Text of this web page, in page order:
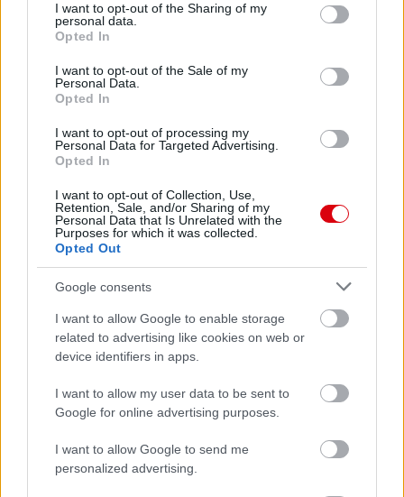
not limited to your visit or usage behaviour. You may click to
grant or deny consent to Google and its third-party tags to
use your data for below specified purposes in below Google
consent section.
I want to opt-out of the Sharing of my
personal data.
Opted In
I want to opt-out of the Sale of my
Personal Data.
Opted In
I want to opt-out of processing my
Personal Data for Targeted Advertising.
Opted In
I want to opt-out of Collection, Use,
Retention, Sale, and/or Sharing of my
Personal Data that Is Unrelated with the
Purposes for which it was collected.
Opted Out
Google consents
I want to allow Google to enable storage
related to advertising like cookies on web or
device identifiers in apps.
I want to allow my user data to be sent to
Google for online advertising purposes.
I want to allow Google to send me
personalized advertising.
Leeds UnitedvsManchester United
AC MilanvsManchester United2026-08-15 18:00
Támogatás
Kapcsolódó hírek
TARTALÉK CSAPAT